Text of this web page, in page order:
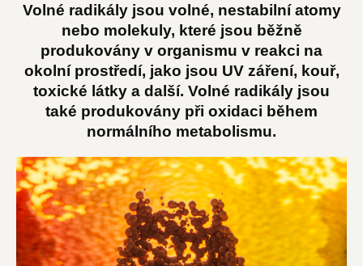
Volné radikály jsou volné, nestabilní atomy
nebo molekuly, které jsou běžně
produkovány v organismu v reakci na
okolní prostředí, jako jsou UV záření, kouř,
toxické látky a další. Volné radikály jsou
také produkovány při oxidaci během
normálního metabolismu.